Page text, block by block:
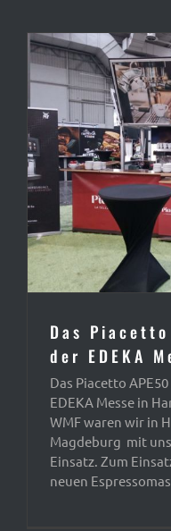
Das
der EDEKA
Das Piacetto
EDEKA Messe in
WMF waren wir in
Magdeburg mit
Einsatz. Zum
neuen